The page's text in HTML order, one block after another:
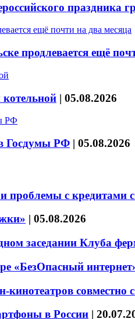
праздника
продлевается ещё
котельной | 05.08.2026
Госдумы РФ | 05.08.2026
проблемы с кредитами
| 05.08.2026
заседании Клуба
«БезОпасный
совместно
в России |